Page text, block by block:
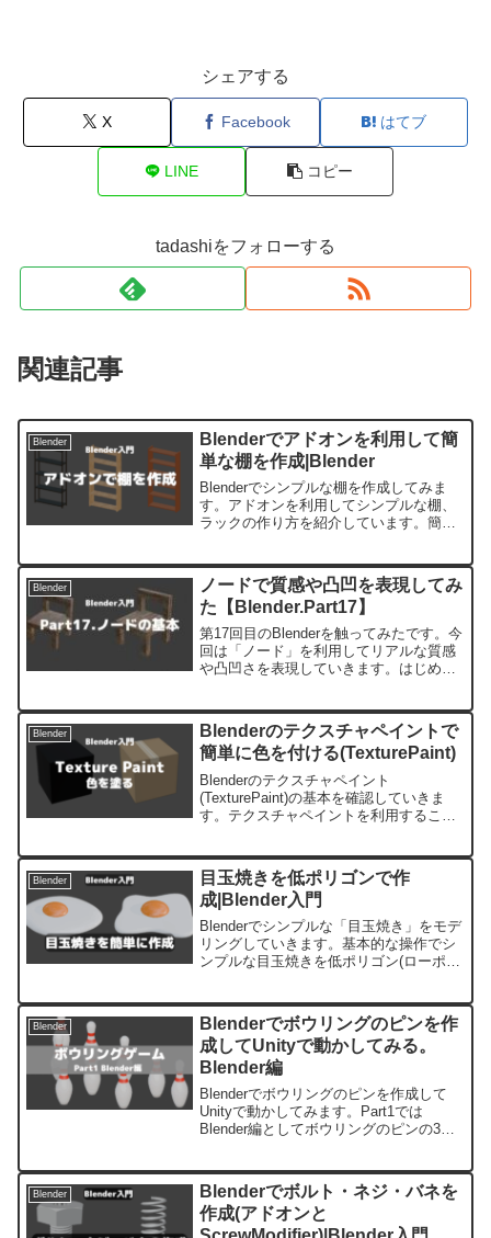
シェアする
X Facebook はてブ
LINE コピー
tadashiをフォローする
関連記事
Blender
Blenderでアドオンを利用して簡
単な棚を作成|Blender
Blenderでシンプルな棚を作成してみま
す。アドオンを利用してシンプルな棚、
ラックの作り方を紹介しています。簡単
Blender
ノードで質感や凸凹を表現してみ
た【Blender.Part17】
第17回目のBlenderを触ってみたです。今
回は「ノード」を利用してリアルな質感
や凸凹さを表現していきます。はじめに
きます。木目っぽい色が付いています
が...
Blender
Blenderのテクスチャペイントで
簡単に色を付ける(TexturePaint)
Blenderのテクスチャペイント
(TexturePaint)の基本を確認していきま
す。テクスチャペイントを利用すること
ずはテクスチャペイントとはどういうも
のなのかを見ていきます。
Blender
目玉焼きを低ポリゴンで作
成|Blender入門
Blenderでシンプルな「目玉焼き」をモデ
リングしていきます。基本的な操作でシ
ンプルな目玉焼きを低ポリゴン(ローポリ
す。
Blender
Blenderでボウリングのピンを作
成してUnityで動かしてみる。
Blender編
Blenderでボウリングのピンを作成して
Unityで動かしてみます。Part1では
Blender編としてボウリングのピンの3D
Blender
Blenderでボルト・ネジ・バネを
作成(アドオンと